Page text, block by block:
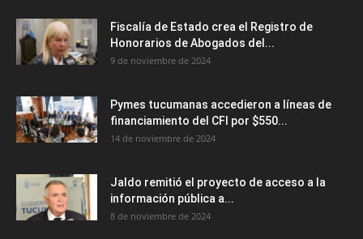
Fiscalía de Estado crea el Registro de
Honorarios de Abogados del...
9 de noviembre de 2024
Pymes tucumanas accedieron a líneas de
financiamiento del CFI por $550...
14 de noviembre de 2024
Jaldo remitió el proyecto de acceso a la
información pública a...
8 de noviembre de 2024